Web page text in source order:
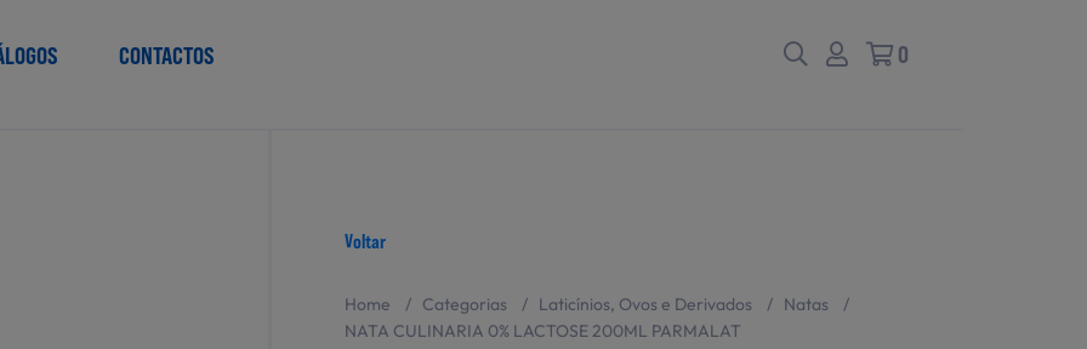
CONTACTOS 0
Voltar
Home / Categorias / Laticínios, Ovos e Derivados / Natas
/
NATA CULINARIA 0% LACTOSE 200ML PARMALAT